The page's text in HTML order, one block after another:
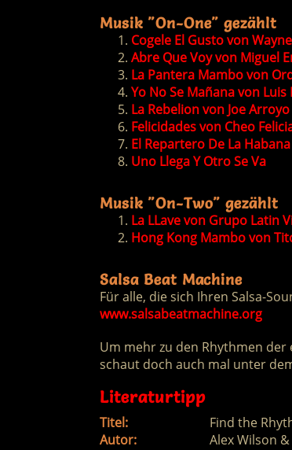
Musik "On-One" gezählt
Cogele El Gusto von
Abre Que Voy von Miguel
La Pantera Mambo von
Yo No Se Mañana von Luis
La Rebelion von Joe Arroyo
Felicidades von Cheo
El Repartero De La
Uno Llega Y Otro Se Va
Musik "On-Two" gezählt
La LLave von Grupo Latin
Hong Kong Mambo von
Salsa Beat Machine
Für alle, die sich Ihren Salsa-
www.salsabeatmachine.org
Um mehr zu den Rhythmen
schaut doch auch mal unter
Literaturtipp
Titel:
Find the
Autor:
Alex Wilson